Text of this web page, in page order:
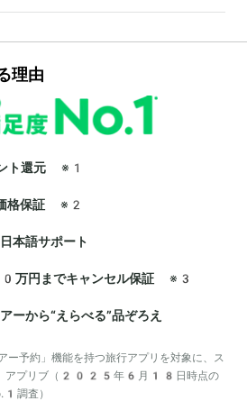
理由
ト還元 ※1
格保証 ※2
本語サポート
円までキャンセル保証 ※3
から“えらべる”品ぞろえ
予約」機能を持つ旅行アプリを対象に、ス
査。アプリブ（2025年6月18日時点の
調査）